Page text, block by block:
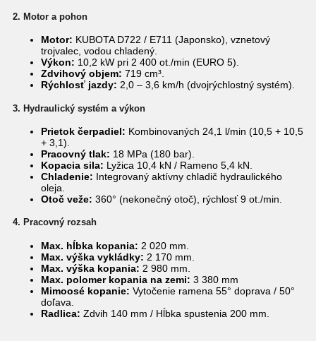
2. Motor a pohon
Motor: KUBOTA D722 / E711 (Japonsko), vznetový
trojvalec, vodou chladený.
Výkon: 10,2 kW pri 2 400 ot./min (EURO 5).
Zdvihový objem: 719 cm³.
Rýchlosť jazdy: 2,0 – 3,6 km/h (dvojrýchlostný systém).
3. Hydraulický systém a výkon
Prietok čerpadiel: Kombinovaných 24,1 l/min (10,5 + 10,5
+ 3,1).
Pracovný tlak: 18 MPa (180 bar).
Kopacia sila: Lyžica 10,4 kN / Rameno 5,4 kN.
Chladenie: Integrovaný aktívny chladič hydraulického
oleja.
Otoč veže: 360° (nekonečný otoč), rýchlosť 9 ot./min.
4. Pracovný rozsah
Max. hĺbka kopania: 2 020 mm.
Max. výška vykládky: 2 170 mm.
Max. výška kopania: 2 980 mm.
Max. polomer kopania na zemi: 3 380 mm
Mimoosé kopanie: Vytočenie ramena 55° doprava / 50°
doľava.
Radlica: Zdvih 140 mm / Hĺbka spustenia 200 mm.